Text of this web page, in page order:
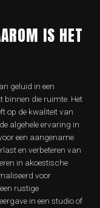
IS HET
geluid in een
​​binnen die ruimte. Het
op de kwaliteit van
algehele ervaring in
een aangename
en verbeteren van
in akoestische
voor
rustige
in een studio of